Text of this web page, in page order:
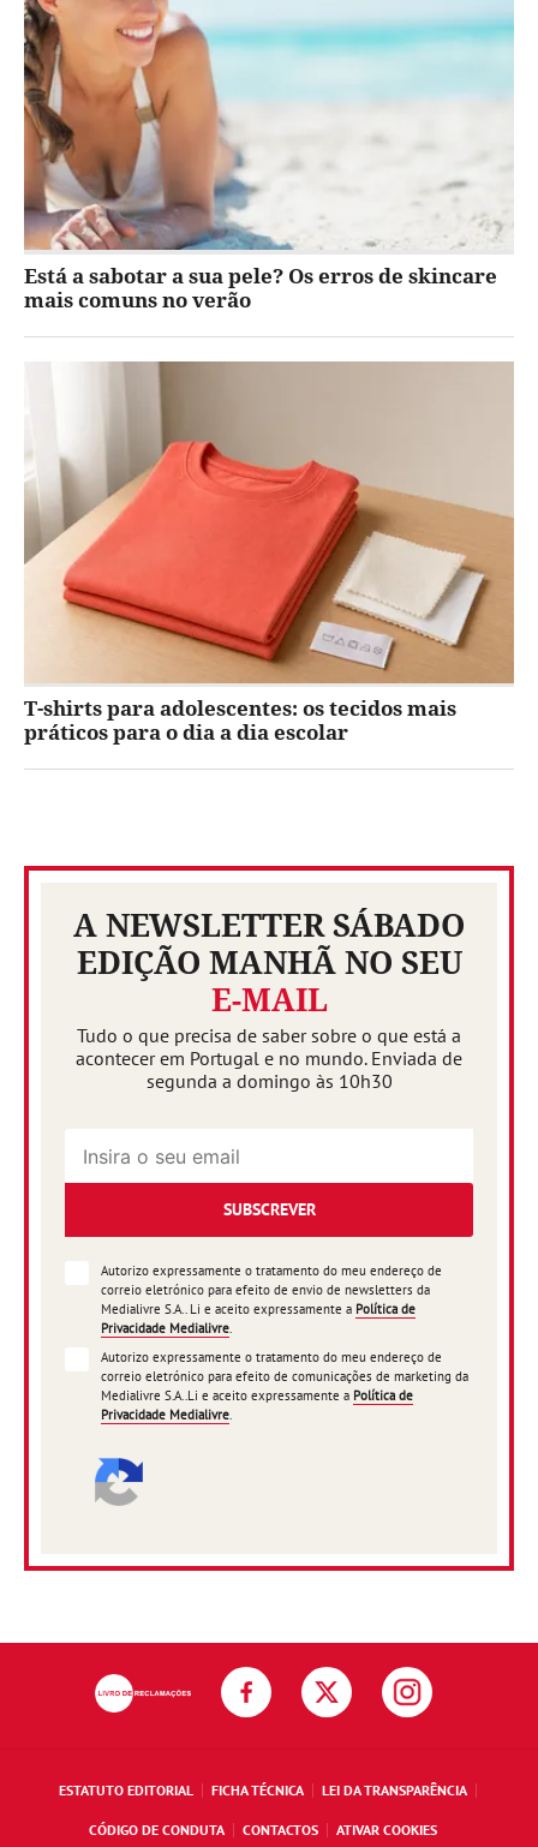
Está a sabotar a sua pele? Os erros de skincare
mais comuns no verão
T-shirts para adolescentes: os tecidos mais
práticos para o dia a dia escolar
A NEWSLETTER SÁBADO
EDIÇÃO MANHÃ NO SEU
E-MAIL
Tudo o que precisa de saber sobre o que está a
acontecer em Portugal e no mundo. Enviada de
segunda a domingo às 10h30
SUBSCREVER
Autorizo expressamente o tratamento do meu endereço de
correio eletrónico para efeito de envio de newsletters da
Medialivre S.A.. Li e aceito expressamente a Política de
Privacidade Medialivre.
Autorizo expressamente o tratamento do meu endereço de
correio eletrónico para efeito de comunicações de marketing da
Medialivre S.A..Li e aceito expressamente a Política de
Privacidade Medialivre.
ESTATUTO EDITORIAL FICHA TÉCNICA LEI DA TRANSPARÊNCIA
CÓDIGO DE CONDUTA CONTACTOS ATIVAR COOKIES